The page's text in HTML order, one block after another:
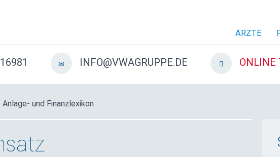
ÄRZTE
INFO@VWAGRUPPE.DE ONLINE
Anlage- und Finanzlexikon